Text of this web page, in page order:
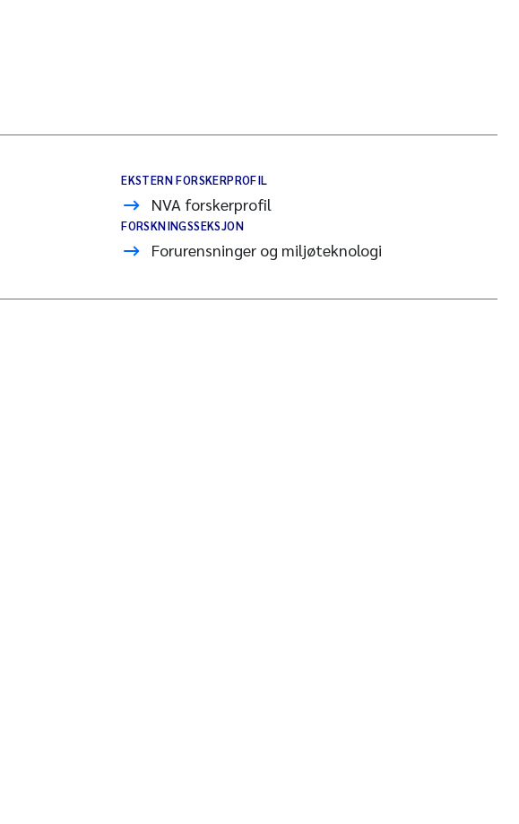
EKSTERN FORSKERPROFIL
NVA forskerprofil
FORSKNINGSSEKSJON
Forurensninger og miljøteknologi